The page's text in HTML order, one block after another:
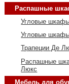
Распашные
Угловые
Угловые
Трапеции Де
Распашные
Люкс
Мебель для